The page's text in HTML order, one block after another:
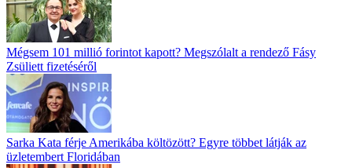
Mégsem 101 millió forintot kapott? Megszólalt a rendező Fásy
Zsüliett fizetéséről
Sarka Kata férje Amerikába költözött? Egyre többet látják az
üzletembert Floridában